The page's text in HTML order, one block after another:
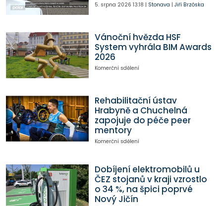
5. srpna 2026 13:18 | Stonava | Jiří Brzóska
Vánoční hvězda HSF
System vyhrála BIM Awards
2026
Komerční sdělení
Rehabilitační ústav
Hrabyně a Chuchelná
zapojuje do péče peer
mentory
Komerční sdělení
Dobíjení elektromobilů u
ČEZ stojanů v kraji vzrostlo
o 34 %, na špici poprvé
Nový Jičín